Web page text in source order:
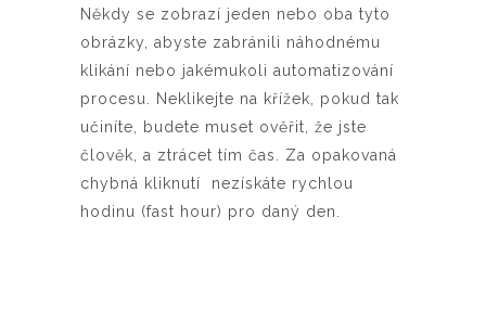
Někdy se zobrazí jeden nebo oba tyto
obrázky, abyste zabránili náhodnému
klikání nebo jakémukoli automatizování
procesu. Neklikejte na křížek, pokud tak
učiníte, budete muset ověřit, že jste
člověk, a ztrácet tím čas. Za opakovaná
chybná kliknutí nezískáte rychlou
hodinu (fast hour) pro daný den.